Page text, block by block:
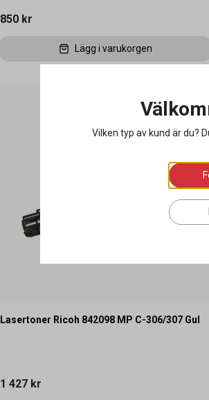
850 kr
Lägg i varukorgen
Lasertoner Ricoh 842098 MP C-306/307 Gul
1 427 kr
Vilken typ av kund är du?